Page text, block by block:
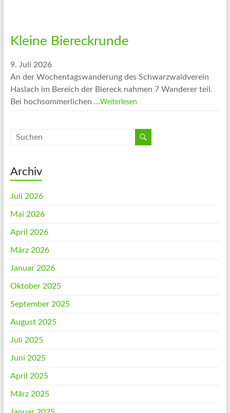
Kleine Biereckrunde
9. Juli 2026
An der Wochentagswanderung des Schwarzwaldverein
Haslach im Bereich der Biereck nahmen 7 Wanderer teil.
Bei hochsommerlichen …Weiterlesen
Archiv
Juli 2026
Mai 2026
April 2026
März 2026
Januar 2026
Oktober 2025
September 2025
August 2025
Juli 2025
Juni 2025
April 2025
März 2025